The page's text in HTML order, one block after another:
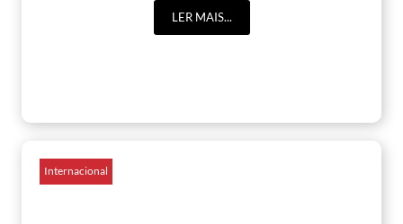
LER MAIS...
Internacional